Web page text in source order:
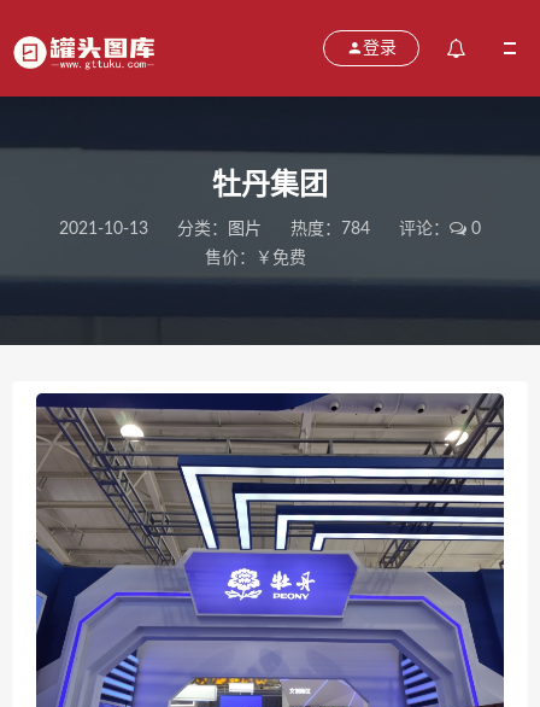
登录
牡丹集团
2021-10-13 分类： 图片 热度：784 评论：
0
售价：￥免费